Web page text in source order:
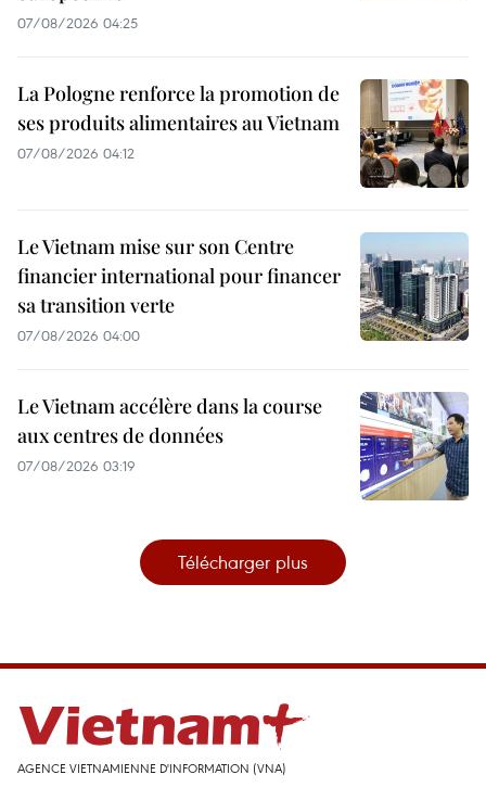
07/08/2026 04:25
La Pologne renforce la promotion de
ses produits alimentaires au Vietnam
07/08/2026 04:12
Le Vietnam mise sur son Centre
financier international pour financer
sa transition verte
07/08/2026 04:00
Le Vietnam accélère dans la course
aux centres de données
07/08/2026 03:19
Télécharger plus
AGENCE VIETNAMIENNE D'INFORMATION (VNA)